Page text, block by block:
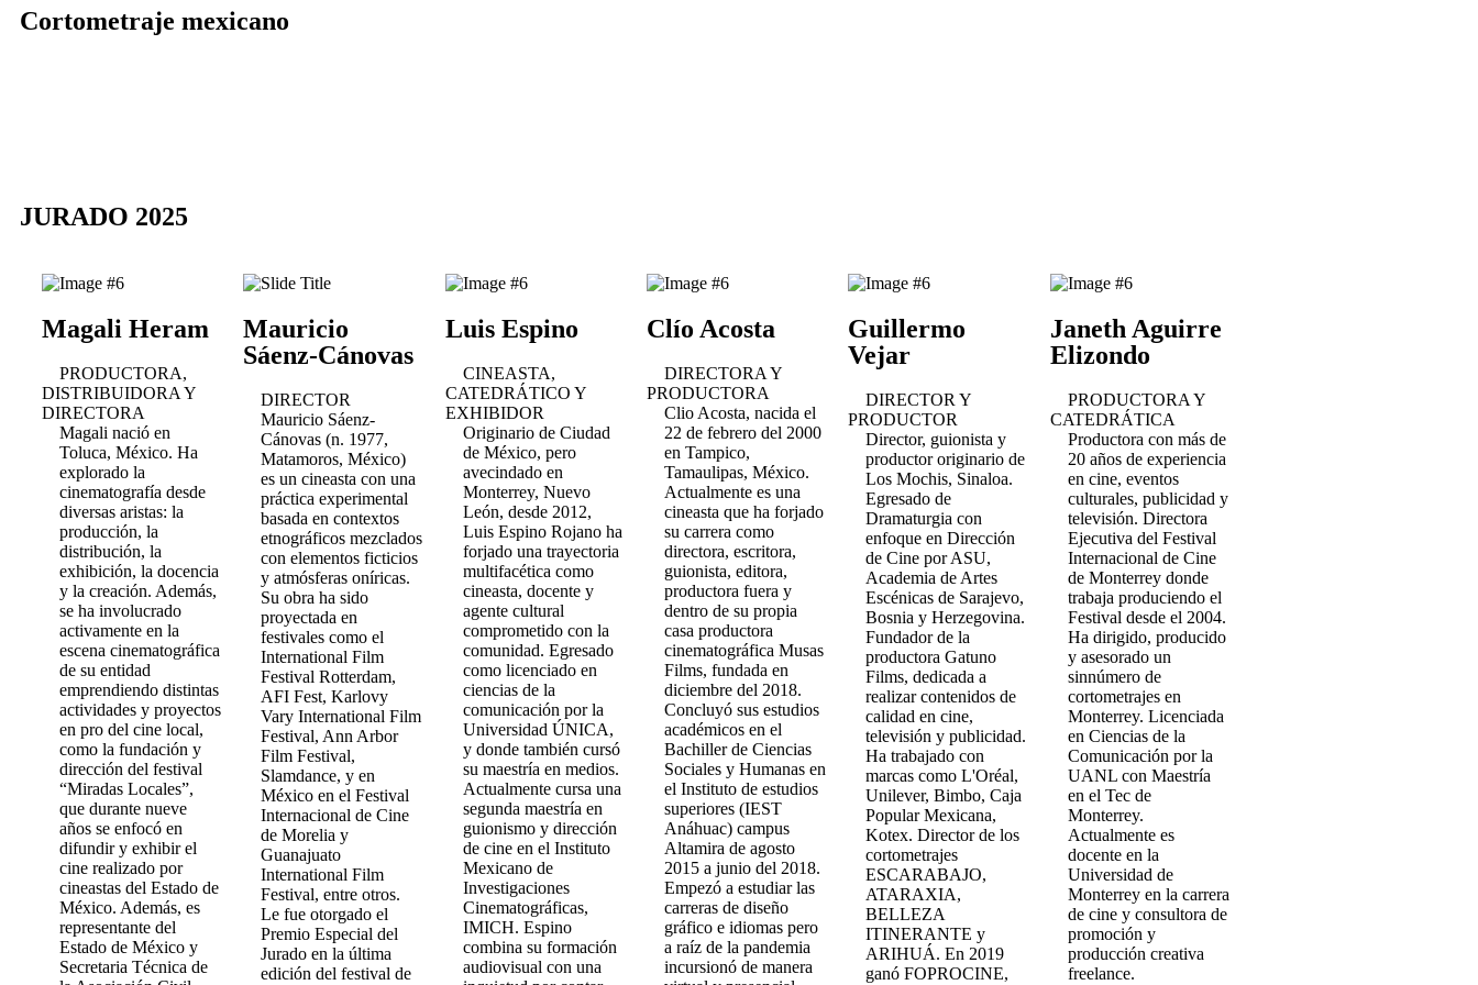
Cortometraje mexicano
JURADO 2025
Magali Heram
PRODUCTORA,
DISTRIBUIDORA Y
DIRECTORA
Magali nació en
Toluca, México. Ha
explorado la
cinematografía desde
diversas aristas: la
producción, la
distribución, la
exhibición, la docencia
y la creación. Además,
se ha involucrado
activamente en la
escena cinematográfica
de su entidad
emprendiendo distintas
actividades y proyectos
en pro del cine local,
como la fundación y
dirección del festival
“Miradas Locales”,
que durante nueve
años se enfocó en
difundir y exhibir el
cine realizado por
cineastas del Estado de
México. Además, es
representante del
Estado de México y
Secretaria Técnica de
Mauricio
Sáenz-Cánovas
DIRECTOR
Mauricio Sáenz-
Cánovas (n. 1977,
Matamoros, México)
es un cineasta con una
práctica experimental
basada en contextos
etnográficos mezclados
con elementos ficticios
y atmósferas oníricas.
Su obra ha sido
proyectada en
festivales como el
International Film
Festival Rotterdam,
AFI Fest, Karlovy
Vary International Film
Festival, Ann Arbor
Film Festival,
Slamdance, y en
México en el Festival
Internacional de Cine
de Morelia y
Guanajuato
International Film
Festival, entre otros.
Le fue otorgado el
Premio Especial del
Jurado en la última
edición del festival de
Luis Espino
CINEASTA,
CATEDRÁTICO Y
EXHIBIDOR
Originario de Ciudad
de México, pero
avecindado en
Monterrey, Nuevo
León, desde 2012,
Luis Espino Rojano ha
forjado una trayectoria
multifacética como
cineasta, docente y
agente cultural
comprometido con la
comunidad. Egresado
como licenciado en
ciencias de la
comunicación por la
Universidad ÚNICA,
y donde también cursó
su maestría en medios.
Actualmente cursa una
segunda maestría en
guionismo y dirección
de cine en el Instituto
Mexicano de
Investigaciones
Cinematográficas,
IMICH. Espino
combina su formación
audiovisual con una
Clío Acosta
DIRECTORA Y
PRODUCTORA
Clio Acosta, nacida el
22 de febrero del 2000
en Tampico,
Tamaulipas, México.
Actualmente es una
cineasta que ha forjado
su carrera como
directora, escritora,
guionista, editora,
productora fuera y
dentro de su propia
casa productora
cinematográfica Musas
Films, fundada en
diciembre del 2018.
Concluyó sus estudios
académicos en el
Bachiller de Ciencias
Sociales y Humanas en
el Instituto de estudios
superiores (IEST
Anáhuac) campus
Altamira de agosto
2015 a junio del 2018.
Empezó a estudiar las
carreras de diseño
gráfico e idiomas pero
a raíz de la pandemia
incursionó de manera
Guillermo
Vejar
DIRECTOR Y
PRODUCTOR
Director, guionista y
productor originario de
Los Mochis, Sinaloa.
Egresado de
Dramaturgia con
enfoque en Dirección
de Cine por ASU,
Academia de Artes
Escénicas de Sarajevo,
Bosnia y Herzegovina.
Fundador de la
productora Gatuno
Films, dedicada a
realizar contenidos de
calidad en cine,
televisión y publicidad.
Ha trabajado con
marcas como L'Oréal,
Unilever, Bimbo, Caja
Popular Mexicana,
Kotex. Director de los
cortometrajes
ESCARABAJO,
ATARAXIA,
BELLEZA
ITINERANTE y
ARIHUÁ. En 2019
ganó FOPROCINE,
Janeth Aguirre
Elizondo
PRODUCTORA Y
CATEDRÁTICA
Productora con más de
20 años de experiencia
en cine, eventos
culturales, publicidad y
televisión. Directora
Ejecutiva del Festival
Internacional de Cine
de Monterrey donde
trabaja produciendo el
Festival desde el 2004.
Ha dirigido, producido
y asesorado un
sinnúmero de
cortometrajes en
Monterrey. Licenciada
en Ciencias de la
Comunicación por la
UANL con Maestría
en el Tec de
Monterrey.
Actualmente es
docente en la
Universidad de
Monterrey en la carrera
de cine y consultora de
promoción y
producción creativa
freelance.